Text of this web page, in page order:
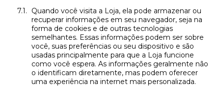
Quando você visita a Loja, ela pode armazenar ou
recuperar informações em seu navegador, seja na
forma de cookies e de outras tecnologias
semelhantes. Essas informações podem ser sobre
você, suas preferências ou seu dispositivo e são
usadas principalmente para que a Loja funcione
como você espera. As informações geralmente não
o identificam diretamente, mas podem oferecer
uma experiência na internet mais personalizada.